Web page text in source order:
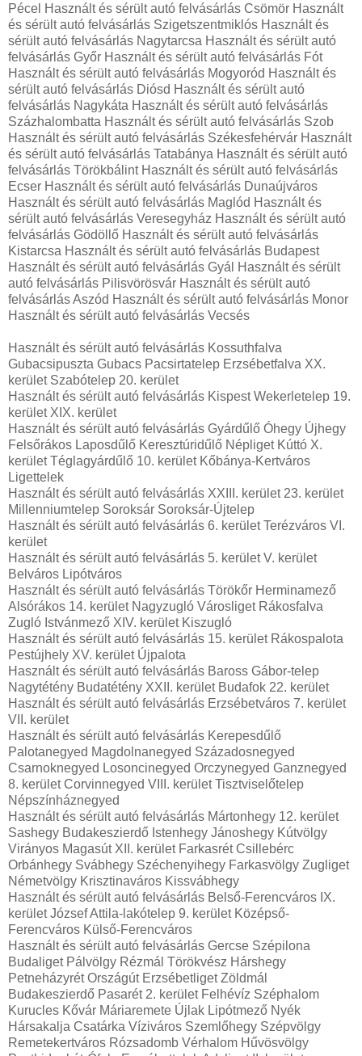
Pécel Használt és sérült autó felvásárlás Csömör Használt
és sérült autó felvásárlás Szigetszentmiklós Használt és
sérült autó felvásárlás Nagytarcsa Használt és sérült autó
felvásárlás Győr Használt és sérült autó felvásárlás Fót
Használt és sérült autó felvásárlás Mogyoród Használt és
sérült autó felvásárlás Diósd Használt és sérült autó
felvásárlás Nagykáta Használt és sérült autó felvásárlás
Százhalombatta Használt és sérült autó felvásárlás Szob
Használt és sérült autó felvásárlás Székesfehérvár Használt
és sérült autó felvásárlás Tatabánya Használt és sérült autó
felvásárlás Törökbálint Használt és sérült autó felvásárlás
Ecser Használt és sérült autó felvásárlás Dunaújváros
Használt és sérült autó felvásárlás Maglód Használt és
sérült autó felvásárlás Veresegyház Használt és sérült autó
felvásárlás Gödöllő Használt és sérült autó felvásárlás
Kistarcsa Használt és sérült autó felvásárlás Budapest
Használt és sérült autó felvásárlás Gyál Használt és sérült
autó felvásárlás Pilisvörösvár Használt és sérült autó
felvásárlás Aszód Használt és sérült autó felvásárlás Monor
Használt és sérült autó felvásárlás Vecsés
Használt és sérült autó felvásárlás Kossuthfalva
Gubacsipuszta Gubacs Pacsirtatelep Erzsébetfalva XX.
kerület Szabótelep 20. kerület
Használt és sérült autó felvásárlás Kispest Wekerletelep 19.
kerület XIX. kerület
Használt és sérült autó felvásárlás Gyárdűlő Óhegy Újhegy
Felsőrákos Laposdűlő Keresztúridűlő Népliget Kúttó X.
kerület Téglagyárdűlő 10. kerület Kőbánya-Kertváros
Ligettelek
Használt és sérült autó felvásárlás XXIII. kerület 23. kerület
Millenniumtelep Soroksár Soroksár-Újtelep
Használt és sérült autó felvásárlás 6. kerület Terézváros VI.
kerület
Használt és sérült autó felvásárlás 5. kerület V. kerület
Belváros Lipótváros
Használt és sérült autó felvásárlás Törökőr Herminamező
Alsórákos 14. kerület Nagyzugló Városliget Rákosfalva
Zugló Istvánmező XIV. kerület Kiszugló
Használt és sérült autó felvásárlás 15. kerület Rákospalota
Pestújhely XV. kerület Újpalota
Használt és sérült autó felvásárlás Baross Gábor-telep
Nagytétény Budatétény XXII. kerület Budafok 22. kerület
Használt és sérült autó felvásárlás Erzsébetváros 7. kerület
VII. kerület
Használt és sérült autó felvásárlás Kerepesdűlő
Palotanegyed Magdolnanegyed Századosnegyed
Csarnoknegyed Losoncinegyed Orczynegyed Ganznegyed
8. kerület Corvinnegyed VIII. kerület Tisztviselőtelep
Népszínháznegyed
Használt és sérült autó felvásárlás Mártonhegy 12. kerület
Sashegy Budakeszierdő Istenhegy Jánoshegy Kútvölgy
Virányos Magasút XII. kerület Farkasrét Csillebérc
Orbánhegy Svábhegy Széchenyihegy Farkasvölgy Zugliget
Németvölgy Krisztinaváros Kissvábhegy
Használt és sérült autó felvásárlás Belső-Ferencváros IX.
kerület József Attila-lakótelep 9. kerület Középső-
Ferencváros Külső-Ferencváros
Használt és sérült autó felvásárlás Gercse Szépilona
Budaliget Pálvölgy Rézmál Törökvész Hárshegy
Petneházyrét Országút Erzsébetliget Zöldmál
Budakeszierdő Pasarét 2. kerület Felhévíz Széphalom
Kurucles Kővár Máriaremete Újlak Lipótmező Nyék
Hársakalja Csatárka Víziváros Szemlőhegy Szépvölgy
Remetekertváros Rózsadomb Vérhalom Hűvösvölgy